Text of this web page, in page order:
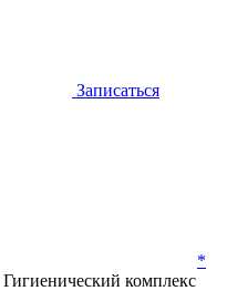
Записаться
*
Гигиенический комплекс